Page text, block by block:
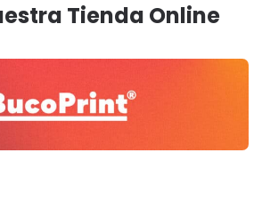
Tienda Online